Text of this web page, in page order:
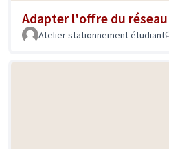
Adapter l'offre du
Atelier stationnement étudiant